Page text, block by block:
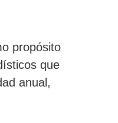
propósito
que
anual,